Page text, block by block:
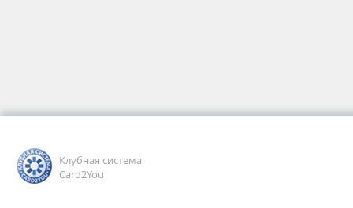
Клубная система
Card2You